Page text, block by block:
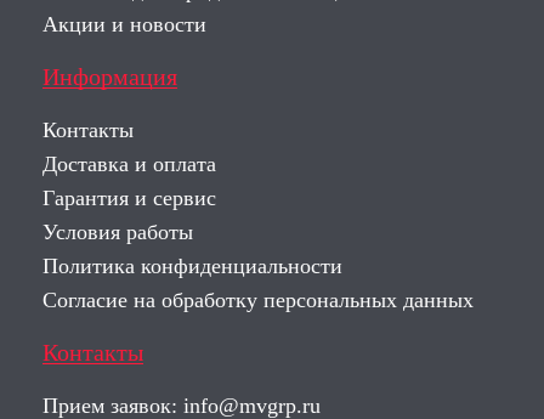
Акции и новости
Информация
Контакты
Доставка и оплата
Гарантия и сервис
Условия работы
Политика конфиденциальности
Согласие на обработку персональных данных
Контакты
Прием заявок: info@mvgrp.ru